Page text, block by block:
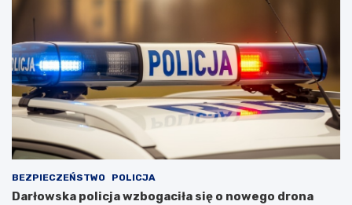
BEZPIECZEŃSTWO POLICJA
Darłowska policja wzbogaciła się o nowego drona